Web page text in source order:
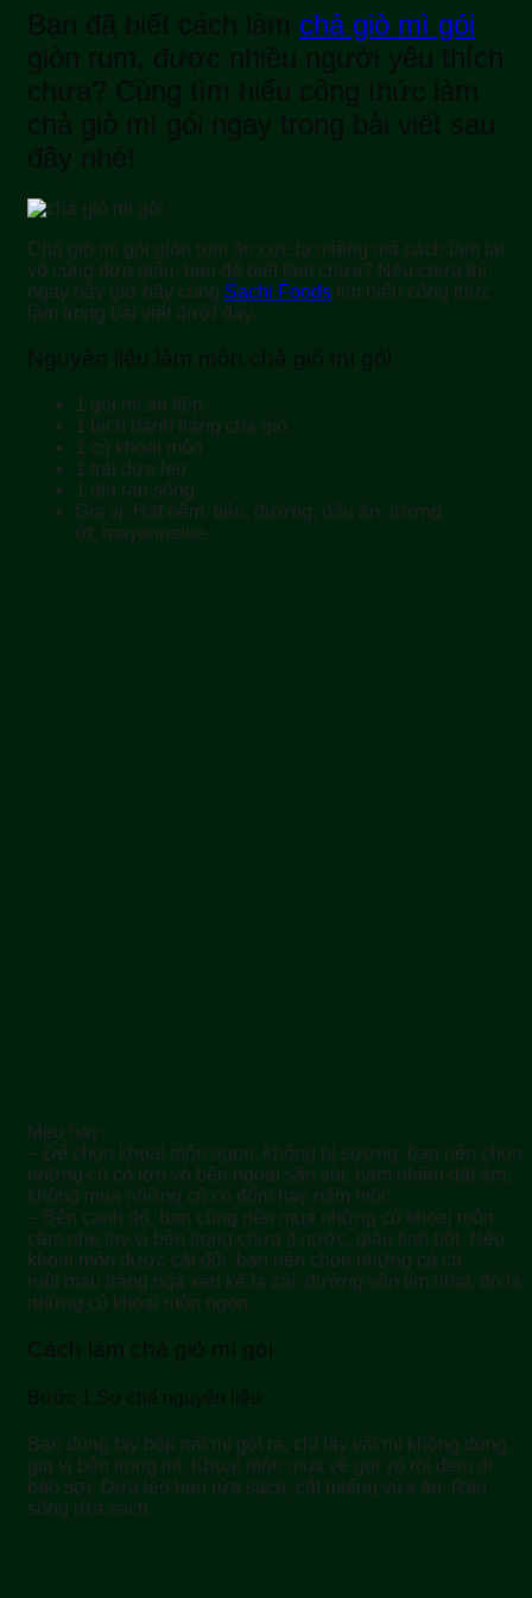
Bạn đã biết cách làm chả giò mì gói
giòn rụm, được nhiều người yêu thích
chưa? Cùng tìm hiểu công thức làm
chả giò mì gói ngay trong bài viết sau
đây nhé!
Chả giò mì gói giòn rụm ăn cực lạ miệng mà cách làm lại
vô cùng đơn giản, bạn đã biết làm chưa? Nếu chưa thì
ngay bây giờ hãy cùng Sachi Foods tìm hiểu công thức
làm trong bài viết dưới đây.
Nguyên liệu làm món chả giò mì gói
1 gói mì ăn liền
1 bịch bánh tráng chả giò
1 củ khoai môn
1 trái dưa leo
1 dĩa rau sống
Gia vị: Hạt nêm, tiêu, đường, dầu ăn, tương
ớt, mayonnaise.
Mẹo hay:
– Để chọn khoai môn ngon, không bị sượng, bạn nên chọn
những củ có lớp vỏ bên ngoài sần sùi, bám nhiều đất ẩm,
không mua những củ có đốm hay nấm mốc.
– Bên cạnh đó, bạn cũng nên mua những củ khoai môn
cầm nhẹ tay vì bên trong chứa ít nước, giàu tinh bột. Nếu
khoai môn được cắt đôi, bạn nên chọn những củ có
ruột màu trắng ngà xen kẻ là các đường vân tím nhạt, đó là
những củ khoai môn ngon.
Cách làm chả giò mì gói
Bước 1 Sơ chế nguyên liệu
Bạn dùng tay bóp nát mì gói ra, chỉ lấy vắt mì không dùng
gia vị bên trong mì. Khoai môn mua về gọt vỏ rồi đem đi
bào sợi. Dưa leo bạn rửa sạch, cắt miếng vừa ăn. Rau
sống rửa sạch.